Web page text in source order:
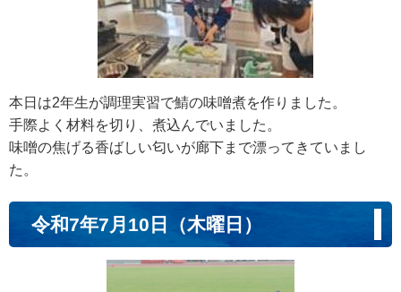
本日は2年生が調理実習で鯖の味噌煮を作りました。
手際よく材料を切り、煮込んでいました。
味噌の焦げる香ばしい匂いが廊下まで漂ってきていまし
た。
令和7年7月10日（木曜日）